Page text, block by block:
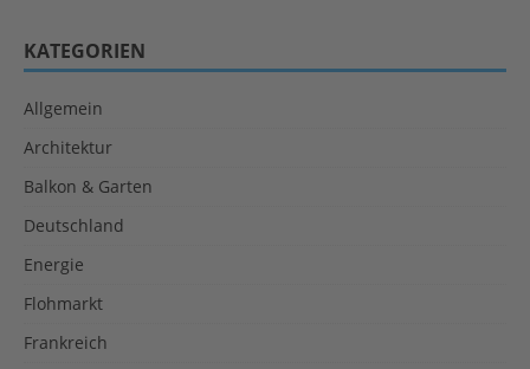
KATEGORIEN
Allgemein
Architektur
Balkon & Garten
Deutschland
Energie
Flohmarkt
Frankreich